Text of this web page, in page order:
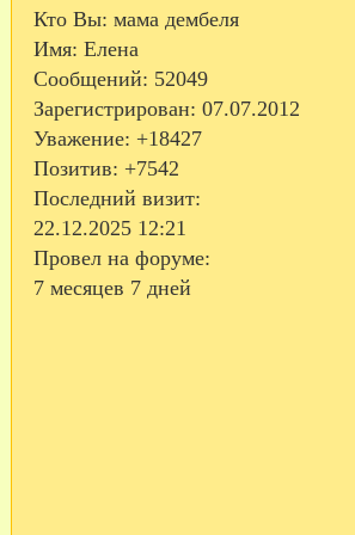
Кто Вы: мама дембеля
Имя: Елена
Сообщений: 52049
Зарегистрирован: 07.07.2012
Уважение: +18427
Позитив: +7542
Последний визит:
22.12.2025 12:21
Провел на форуме:
7 месяцев 7 дней